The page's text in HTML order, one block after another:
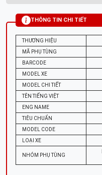
THÔNG TIN CHI TIẾT
THƯƠNG HIỆU
MÃ PHỤ TÙNG
BARCODE
MODEL XE
MODEL CHI TIẾT
TÊN TIẾNG VIỆT
ENG NAME
TIÊU CHUẨN
MODEL CODE
LOẠI XE
NHÓM PHỤ TÙNG